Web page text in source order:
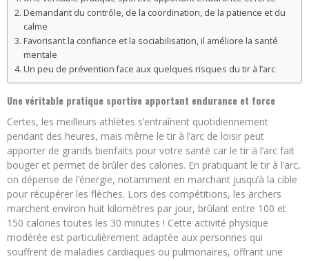
Demandant du contrôle, de la coordination, de la patience et du
calme
Favorisant la confiance et la sociabilisation, il améliore la santé
mentale
Un peu de prévention face aux quelques risques du tir à l’arc
Une véritable pratique sportive apportant endurance et force
Certes, les meilleurs athlètes s’entraînent quotidiennement
pendant des heures, mais même le tir à l’arc de loisir peut
apporter de grands bienfaits pour votre santé car le tir à l’arc fait
bouger et permet de brûler des calories. En pratiquant le tir à l’arc,
on dépense de l’énergie, notamment en marchant jusqu’à la cible
pour récupérer les flèches. Lors des compétitions, les archers
marchent environ huit kilomètres par jour, brûlant entre 100 et
150 calories toutes les 30 minutes ! Cette activité physique
modérée est particulièrement adaptée aux personnes qui
souffrent de maladies cardiaques ou pulmonaires, offrant une